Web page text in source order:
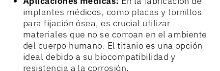
implantes médicos, como placas y tornillos
para fijación ósea, es crucial utilizar
materiales que no se corroan en el ambiente
del cuerpo humano. El titanio es una opción
ideal debido a su biocompatibilidad y
resistencia a la corrosión.